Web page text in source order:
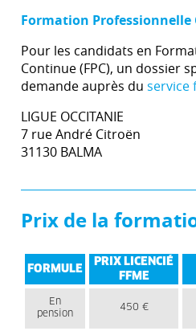
Formation Professionnelle
Pour les candidats en
Continue (FPC), un dossier
demande auprès du service
LIGUE OCCITANIE
7 rue André Citroën
31130 BALMA
Prix de la
FORMULE
PRIX LICENCIÉ
FFME
En
pension
450 €